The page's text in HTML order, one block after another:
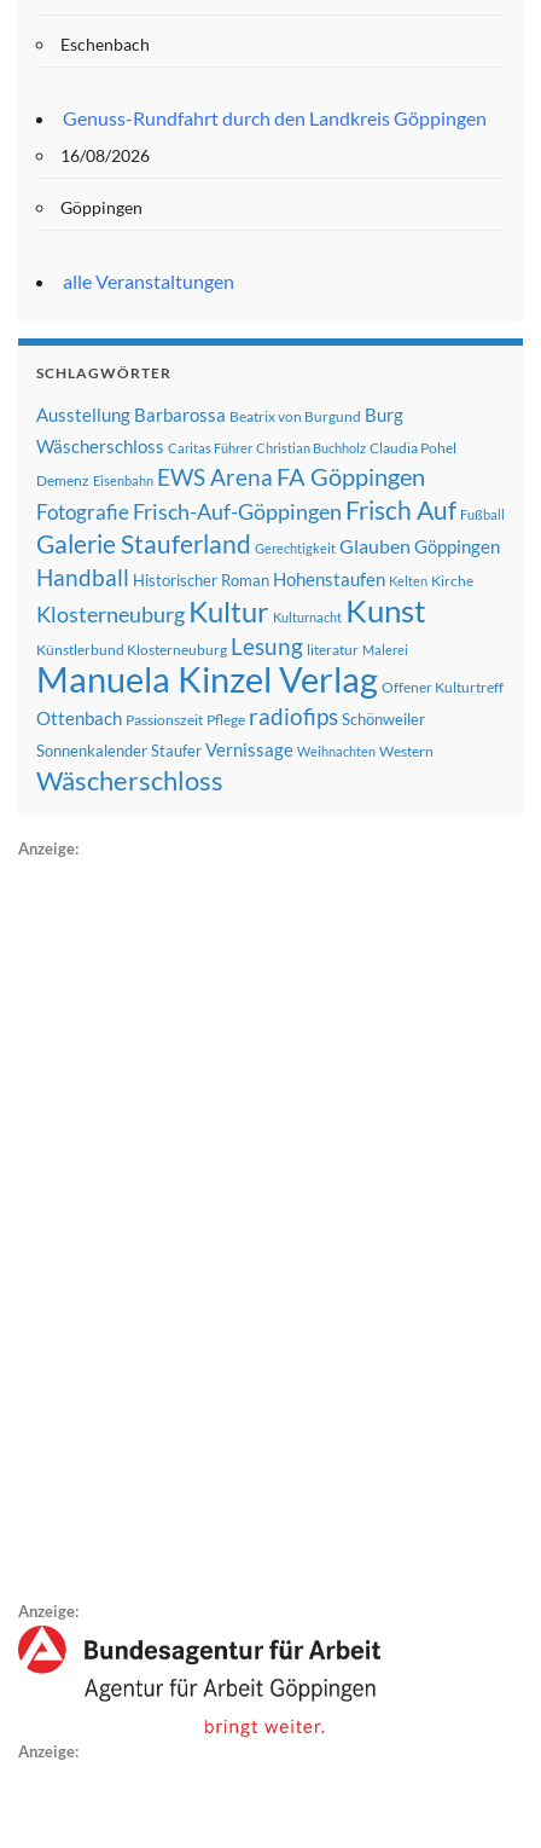
Eschenbach
Genuss-Rundfahrt durch den Landkreis Göppingen
16/08/2026
Göppingen
alle Veranstaltungen
SCHLAGWÖRTER
Ausstellung Barbarossa Beatrix von Burgund Burg
Wäscherschloss Caritas Führer Christian Buchholz Claudia Pohel
Demenz Eisenbahn EWS Arena FA Göppingen
FotografieFrisch-Auf-Göppingen Frisch Auf Fußball
Galerie Stauferland Gerechtigkeit Glauben Göppingen
Handball Historischer Roman Hohenstaufen Kelten Kirche
Klosterneuburg Kultur Kulturnacht Kunst
Künstlerbund Klosterneuburg Lesung literatur Malerei
Manuela Kinzel Verlag Offener Kulturtreff
Ottenbach Passionszeit Pflege radiofipsSchönweiler
SonnenkalenderStauferVernissage Weihnachten Western
Wäscherschloss
Anzeige:
Anzeige:
Anzeige: